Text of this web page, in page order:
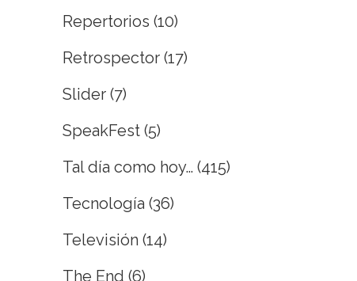
Repertorios (10)
Retrospector (17)
Slider (7)
SpeakFest (5)
Tal día como hoy… (415)
Tecnología (36)
Televisión (14)
The End (6)